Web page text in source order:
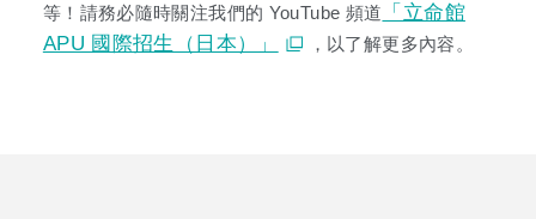
等！請務必隨時關注我們的 YouTube 頻道
「立命館
APU 國際招生（日本）」
，以了解更多內容。